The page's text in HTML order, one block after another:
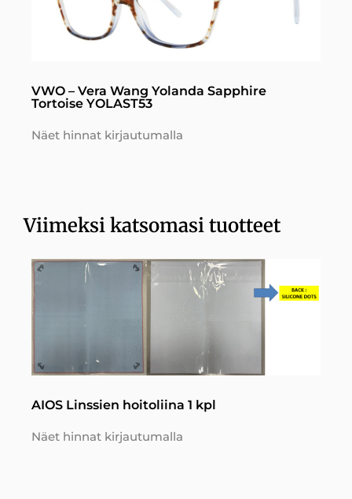
VWO – Vera Wang Yolanda Sapphire
Tortoise YOLAST53
Näet hinnat kirjautumalla
Viimeksi katsomasi tuotteet
AIOS Linssien hoitoliina 1 kpl
Näet hinnat kirjautumalla